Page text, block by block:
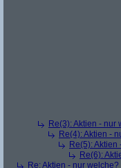
Re(3): Aktien - nur
Re(4): Aktien -
Re(5): Aktien
Re(6):
Re: Aktien - nur welche?